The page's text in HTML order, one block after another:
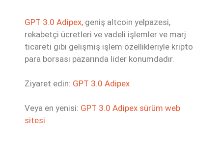
GPT 3.0 Adipex, geniş altcoin yelpazesi,
rekabetçi ücretleri ve vadeli işlemler ve marj
ticareti gibi gelişmiş işlem özellikleriyle kripto
para borsası pazarında lider konumdadır.
Ziyaret edin: GPT 3.0 Adipex
Veya en yenisi: GPT 3.0 Adipex sürüm web
sitesi